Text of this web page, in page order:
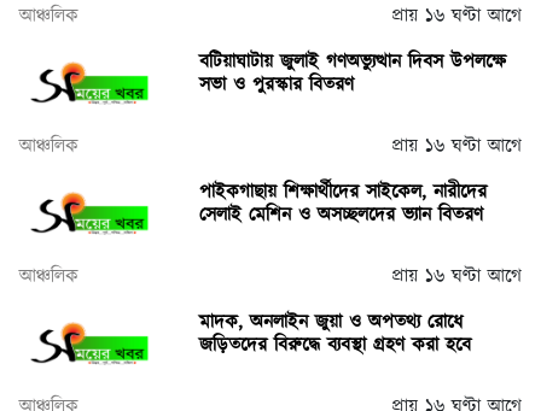
আঞ্চলিক
প্রায় ১৬ ঘণ্টা আগে
বটিয়াঘাটায় জুলাই গণঅভ্যুত্থান দিবস উপলক্ষে
সভা ও পুরস্কার বিতরণ
আঞ্চলিক
প্রায় ১৬ ঘণ্টা আগে
পাইকগাছায় শিক্ষার্থীদের সাইকেল, নারীদের
সেলাই মেশিন ও অসচ্ছলদের ভ্যান বিতরণ
আঞ্চলিক
প্রায় ১৬ ঘণ্টা আগে
মাদক, অনলাইন জুয়া ও অপতথ্য রোধে
জড়িতদের বিরুদ্ধে ব্যবস্থা গ্রহণ করা হবে